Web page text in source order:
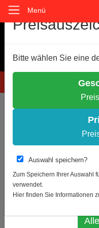
Menü
Sie sind hier: Nach Lieferant
MaxxFrame
Cookie-
Wir verwenden Cookies,
Einige Cookies sind
anonymen
Entscheiden Sie bitte
Notwendige
Weitere Infos
Datenschutz Impressum
Bitte wählen Sie eine
Auswahl speichern?
Zum Speichern Ihrer Auswahl
verwendet.
Hier finden Sie Informationen